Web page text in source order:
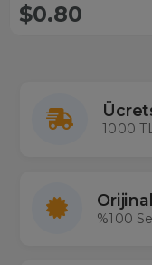
Tutucu
$0.80
1000
%100